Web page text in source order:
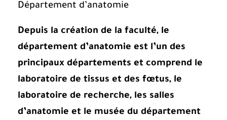
Département d’anatomie
Depuis la création de la faculté, le
département d’anatomie est l’un des
principaux départements et comprend le
laboratoire de tissus et des fœtus, le
laboratoire de recherche, les salles
d’anatomie et le musée du département